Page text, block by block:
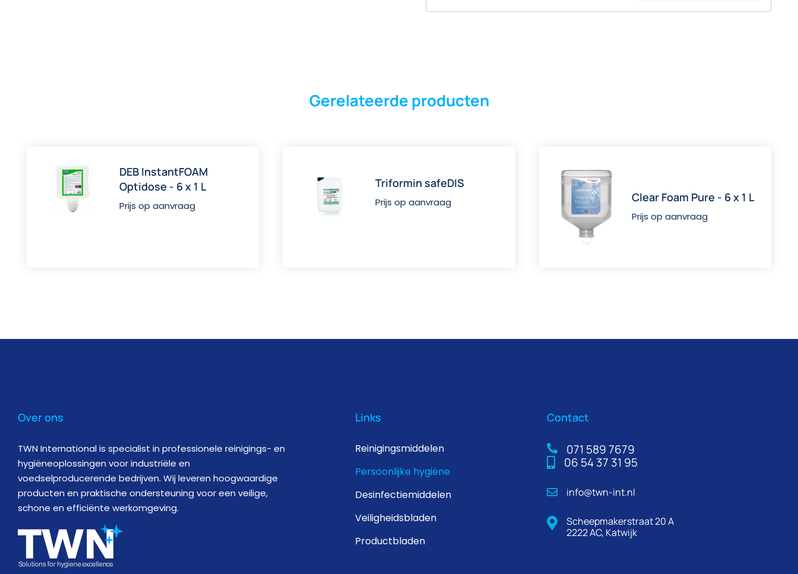
Gerelateerde producten
DEB InstantFOAM
Optidose - 6 x 1 L
Prijs op aanvraag
Triformin safeDIS
Prijs op aanvraag Clear Foam Pure - 6 x 1 L
Prijs op aanvraag
Over ons
TWN International is specialist in professionele reinigings- en
hygiëneoplossingen voor industriële en
voedselproducerende bedrijven. Wij leveren hoogwaardige
producten en praktische ondersteuning voor een veilige,
schone en efficiënte werkomgeving.
Links
Reinigingsmiddelen
Persoonlijke hygiëne
Desinfectiemiddelen
Veiligheidsbladen
Productbladen
Contact
071 589 7679
06 54 37 31 95
info@twn-int.nl
Scheepmakerstraat 20 A
2222 AC, Katwijk